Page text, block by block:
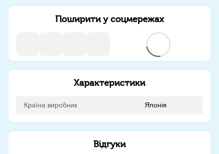
Поширити у соцмережах
Характеристики
Країна виробник Японія
Відгуки